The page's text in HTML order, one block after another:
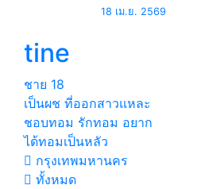
18 เม.ย. 2569
tine
ชาย 18
เป็นผช ที่ออกสาวแหละ
ชอบทอม รักทอม อยาก
ได้ทอมเป็นหลัว
กรุงเทพมหานคร
ทั้งหมด